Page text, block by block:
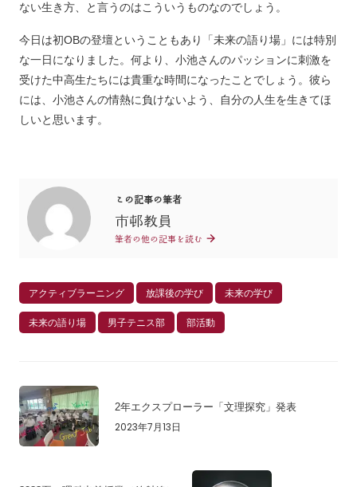
ない生き方、と言うのはこういうものなのでしょう。
今日は初OBの登壇ということもあり「未来の語り場」には特別
な一日になりました。何より、小池さんのパッションに刺激を
受けた中高生たちには貴重な時間になったことでしょう。彼ら
には、小池さんの情熱に負けないよう、自分の人生を生きてほ
しいと思います。
この記事の筆者
市邨教員
筆者の他の記事を読む
アクティブラーニング 放課後の学び 未来の学び
未来の語り場 男子テニス部 部活動
2年エクスプローラー「文理探究」発表
2023年7月13日